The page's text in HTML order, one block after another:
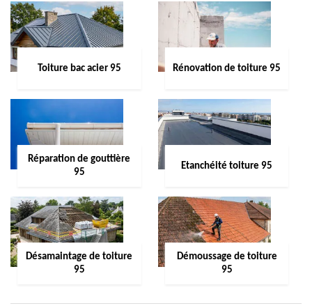
Toiture bac acier 95 Rénovation de toiture 95
Réparation de gouttière
95
Etanchéité toiture 95
Désamaintage de toiture
95
Démoussage de toiture
95